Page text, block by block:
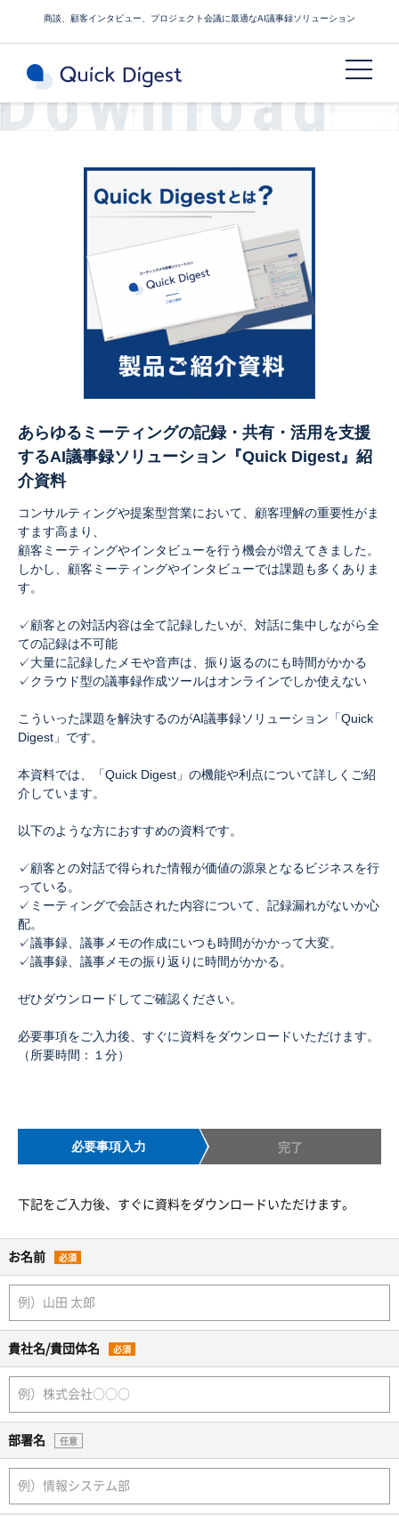
商談、顧客インタビュー、プロジェクト会議に最適なAI議事録ソリューション
サービスご紹介資料ダウンロード
あらゆるミーティングの記録・共有・活用を支援
するAI議事録ソリューション『Quick Digest』紹
介資料
コンサルティングや提案型営業において、顧客理解の重要性がま
すます高まり、
顧客ミーティングやインタビューを行う機会が増えてきました。
しかし、顧客ミーティングやインタビューでは課題も多くありま
す。
✓顧客との対話内容は全て記録したいが、対話に集中しながら全
ての記録は不可能
✓大量に記録したメモや音声は、振り返るのにも時間がかかる
✓クラウド型の議事録作成ツールはオンラインでしか使えない
こういった課題を解決するのがAI議事録ソリューション「Quick
Digest」です。
本資料では、「Quick Digest」の機能や利点について詳しくご紹
介しています。
以下のような方におすすめの資料です。
✓顧客との対話で得られた情報が価値の源泉となるビジネスを行
っている。
✓ミーティングで会話された内容について、記録漏れがないか心
配。
✓議事録、議事メモの作成にいつも時間がかかって大変。
✓議事録、議事メモの振り返りに時間がかかる。
ぜひダウンロードしてご確認ください。
必要事項をご入力後、すぐに資料をダウンロードいただけます。
（所要時間：１分）
必要事項入力 完了
下記をご入力後、すぐに資料をダウンロードいただけます。
お名前 必須
貴社名/貴団体名 必須
部署名 任意